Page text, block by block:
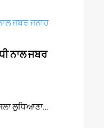
ਨਾਲ ਜਬਰ
ਲੁਧਿਆਣਾ...